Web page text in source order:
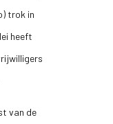
trok in
heeft
van de